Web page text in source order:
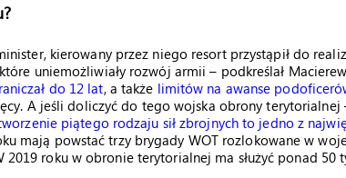
kierowany przez niego resort przystąpił do
uniemożliwiały rozwój armii – podkreślał
do 12 lat, a także limitów na awanse
A jeśli doliczyć do tego wojska obrony
piątego rodzaju sił zbrojnych to jedno z
mają powstać trzy brygady WOT rozlokowane w
roku w obronie terytorialnej ma służyć ponad 50